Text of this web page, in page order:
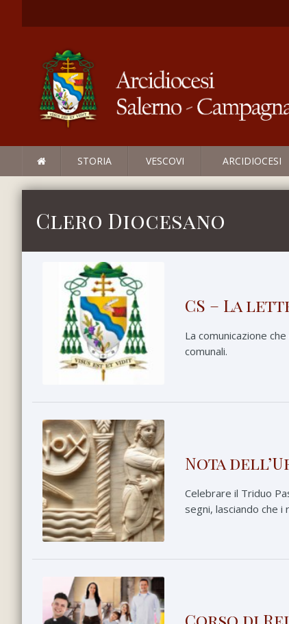
STORIA VESCOVI ARCIDIOCESI
Clero Diocesano
CS – La
La comunicazione
comunali.
Nota
Celebrare il Triduo
segni, lasciando che